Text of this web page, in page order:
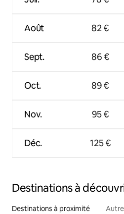
Août
Sept.
Oct.
Nov.
Déc.
82 €
86 €
89 €
95 €
125 €
Destinations à
Destinations à proximité